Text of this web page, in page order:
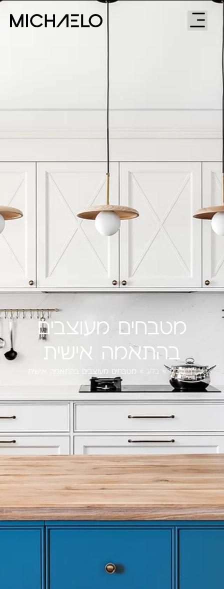
מטבחים מעוצבים
בהתאמה אישית
דף הבית» בלוג » מטבחים מעוצבים בהתאמה אישית